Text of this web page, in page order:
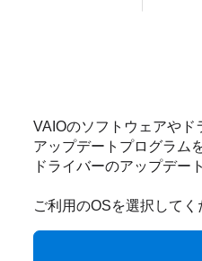
VAIOのソフトウェアやド
アップデートプログラム
ドライバーのアップデー
ご利用のOSを選択してく